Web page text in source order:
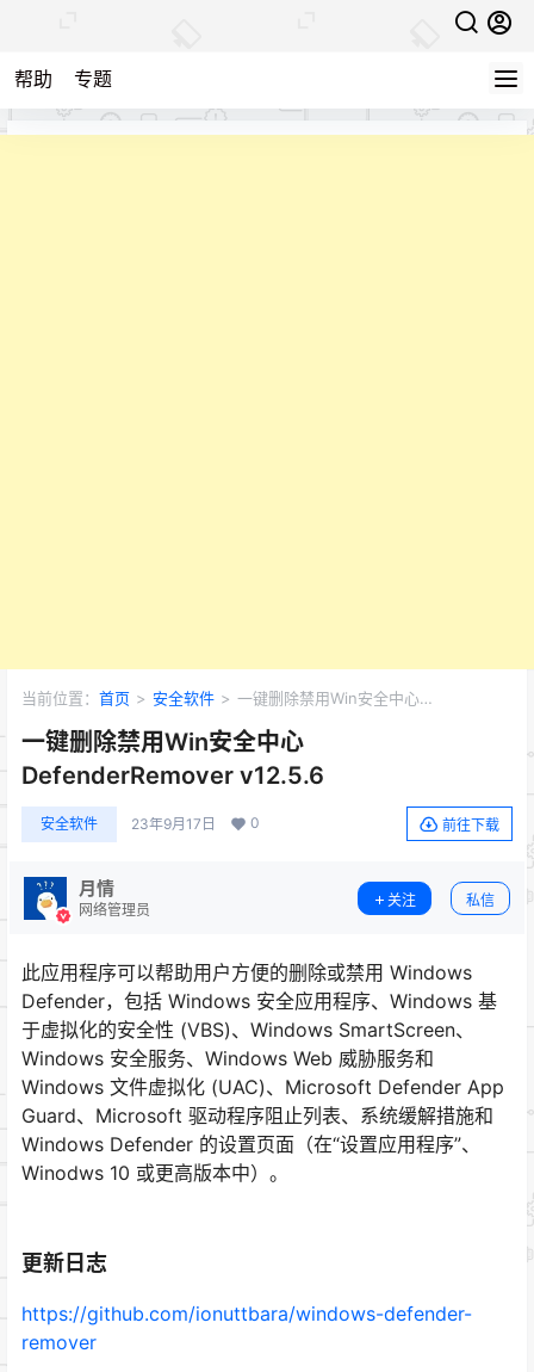
帮助 专题
当前位置： 首页 > 安全软件 > 一键删除禁用Win安全中心
一键删除禁用Win安全中心
DefenderRemover v12.5.6
安全软件 23年9月17日 0 前往下载
月情
网络管理员
关注 私信
此应用程序可以帮助用户方便的删除或禁用 Windows
Defender，包括 Windows 安全应用程序、Windows 基
于虚拟化的安全性 (VBS)、Windows SmartScreen、
Windows 安全服务、Windows Web 威胁服务和
Windows 文件虚拟化 (UAC)、Microsoft Defender App
Guard、Microsoft 驱动程序阻止列表、系统缓解措施和
Windows Defender 的设置页面（在“设置应用程序”、
Winodws 10 或更高版本中）。
更新日志
https://github.com/ionuttbara/windows-defender-
remover